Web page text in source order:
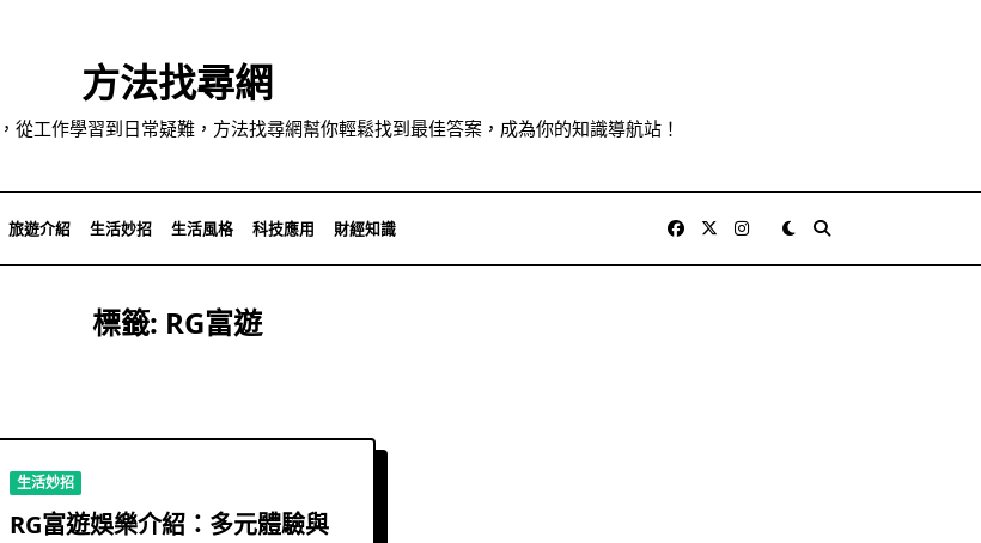
方法找尋網
從工作學習到日常疑難，方法找尋網幫你輕鬆找到最佳答案，成為你的知識導航站！
旅遊介紹 生活妙招 生活風格 科技應用 財經知識
標籤: RG富遊
生活妙招
RG富遊娛樂介紹：多元體驗與